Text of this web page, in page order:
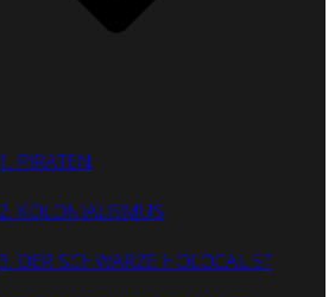
1. PIRATEN
2. KOLONIALISMUS
3. DER SCHWARZE HOLOCAUST